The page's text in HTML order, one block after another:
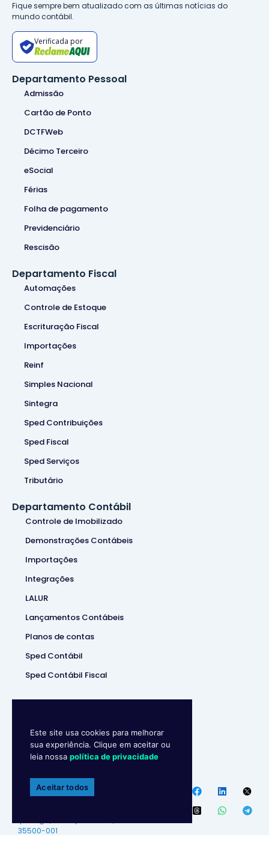
Fique sempre bem atualizado com as últimas notícias do
mundo contábil.
Verificada por
Departamento Pessoal
Admissão
Cartão de Ponto
DCTFWeb
Décimo Terceiro
eSocial
Férias
Folha de pagamento
Previdenciário
Rescisão
Departamento Fiscal
Automações
Controle de Estoque
Escrituração Fiscal
Importações
Reinf
Simples Nacional
Sintegra
Sped Contribuições
Sped Fiscal
Sped Serviços
Tributário
Departamento Contábil
Controle de Imobilizado
Demonstrações Contábeis
Importações
Integrações
LALUR
Lançamentos Contábeis
Planos de contas
Sped Contábil
Sped Contábil Fiscal
Contábill | (37) 3229-5850 |
Política de privacidade
35500-001
Este site usa cookies para melhorar
sua experiência. Clique em aceitar ou
leia nossa política de privacidade
Aceitar todos